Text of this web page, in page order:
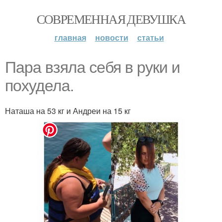
СОВРЕМЕННАЯ ДЕВУШКА
главная новости статьи
Пара взяла себя в руки и
похудела.
Наташа на 53 кг и Андреи на 15 кг